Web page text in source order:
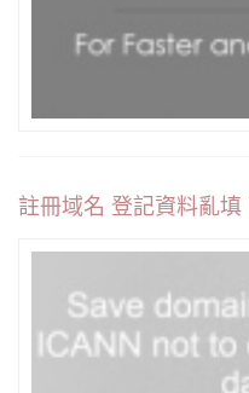
註冊域名 登記資料亂填